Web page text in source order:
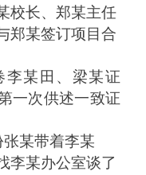
校长、郑某主任
郑某签订项目合
李某田、梁某证
一次供述一致证
张某带着李某
李某办公室谈了